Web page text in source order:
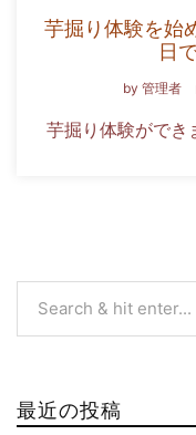
芋掘り体験を始
日
by 管理者
芋掘り体験ができ
最近の投稿